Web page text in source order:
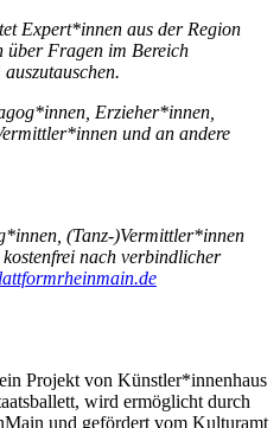
Expert*innen aus der Region
über Fragen im Bereich
Erzieher*innen,
und an andere
(Tanz-)Vermittler*innen
nach verbindlicher
Projekt von Künstler*innenhaus
wird ermöglicht durch
und gefördert vom Kulturamt